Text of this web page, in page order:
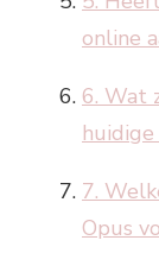
online
6. Wat
7.
Opus